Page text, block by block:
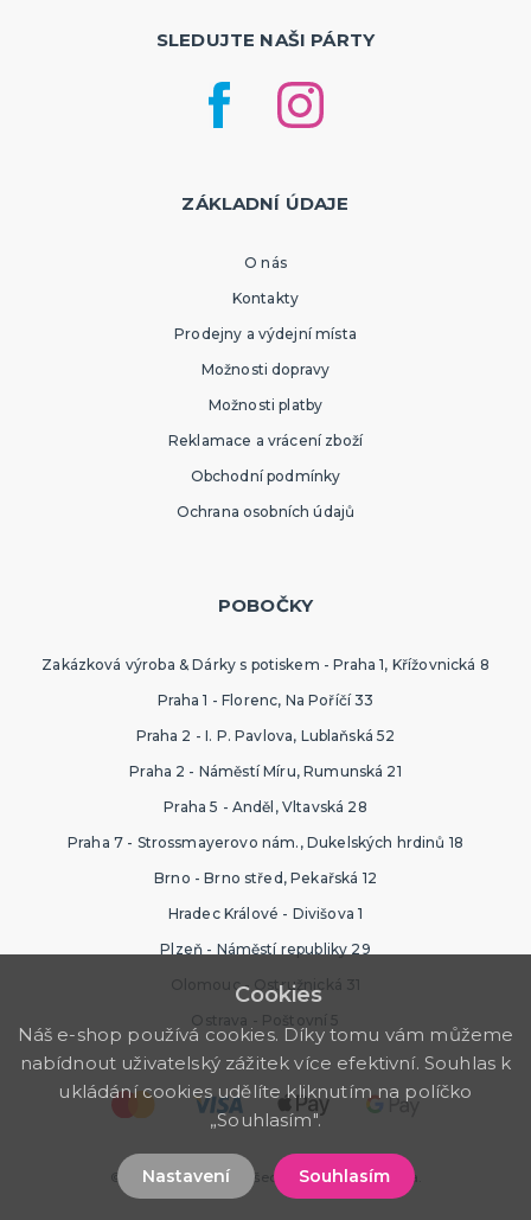
SLEDUJTE NAŠI PÁRTY
ZÁKLADNÍ ÚDAJE
O nás
Kontakty
Prodejny a výdejní místa
Možnosti dopravy
Možnosti platby
Reklamace a vrácení zboží
Obchodní podmínky
Ochrana osobních údajů
POBOČKY
Zakázková výroba & Dárky s potiskem - Praha 1, Křížovnická 8
Praha 1 - Florenc, Na Poříčí 33
Praha 2 - I. P. Pavlova, Lublaňská 52
Praha 2 - Náměstí Míru, Rumunská 21
Praha 5 - Anděl, Vltavská 28
Praha 7 - Strossmayerovo nám., Dukelských hrdinů 18
Brno - Brno střed, Pekařská 12
Hradec Králové - Divišova 1
Plzeň - Náměstí republiky 29
Olomouc - Ostružnická 31
Ostrava - Poštovní 5
© 2026 PartyWorld. Všechna práva vyhrazena.
Cookies
Náš e-shop používá cookies. Díky tomu vám můžeme
nabídnout uživatelský zážitek více efektivní. Souhlas k
ukládání cookies udělíte kliknutím na políčko
„Souhlasím".
Nastavení Souhlasím